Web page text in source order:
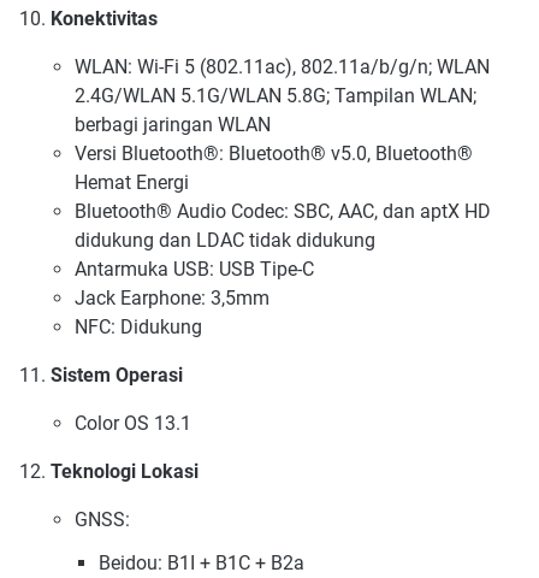
Konektivitas
WLAN: Wi-Fi 5 (802.11ac), 802.11a/b/g/n; WLAN
2.4G/WLAN 5.1G/WLAN 5.8G; Tampilan WLAN;
berbagi jaringan WLAN
Versi Bluetooth®: Bluetooth® v5.0, Bluetooth®
Hemat Energi
Bluetooth® Audio Codec: SBC, AAC, dan aptX HD
didukung dan LDAC tidak didukung
Antarmuka USB: USB Tipe-C
Jack Earphone: 3,5mm
NFC: Didukung
Sistem Operasi
Color OS 13.1
Teknologi Lokasi
GNSS:
Beidou: B1I + B1C + B2a